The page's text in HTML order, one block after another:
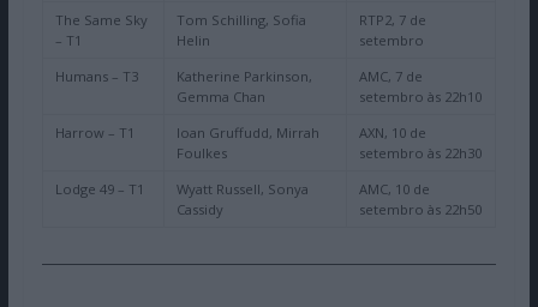
The Same Sky
– T1
Tom Schilling, Sofia
Helin
RTP2, 7 de
setembro
Humans – T3
Katherine Parkinson,
Gemma Chan
AMC, 7 de
setembro às 22h10
Harrow – T1
Ioan Gruffudd, Mirrah
Foulkes
AXN, 10 de
setembro às 22h30
Lodge 49 – T1
Wyatt Russell, Sonya
Cassidy
AMC, 10 de
setembro às 22h50